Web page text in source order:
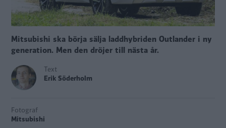
Mitsubishi ska börja sälja laddhybriden Outlander i ny
generation. Men den dröjer till nästa år.
Text
Erik Söderholm
Fotograf
Mitsubishi